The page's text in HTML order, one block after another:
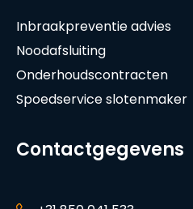
Inbraakpreventie advies
Noodafsluiting
Onderhoudscontracten
Spoedservice slotenmaker
Contactgegevens